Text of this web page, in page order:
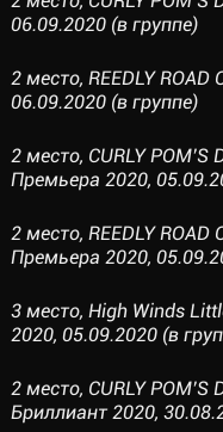
06.09.2020 (в группе)
2 место, REEDLY ROAD
06.09.2020 (в группе)
2 место, CURLY
Премьера 2020,
2 место, REEDLY
Премьера 2020,
3 место, High Winds
2020, 05.09.2020 (в
2 место, CURLY
Бриллиант 2020,